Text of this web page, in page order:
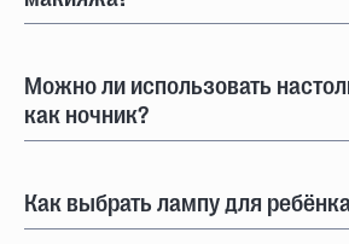
Можно ли использовать
как ночник?
Как выбрать лампу для